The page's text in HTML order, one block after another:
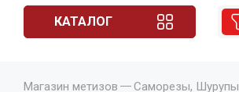
КАТАЛОГ
Магазин метизов Саморезы, Шурупы